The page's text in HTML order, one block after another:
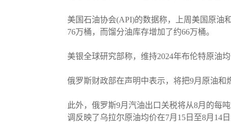
美国石油协会(API)的数据称，上周美国原油
76万桶，而馏分油库存增加了约66万桶。
美银全球研究部称，维持2024年布伦特原油
俄罗斯财政部在声明中表示，将把9月原油和
此外，俄罗斯9月汽油出口关税将从8月的每
调反映了乌拉尔原油均价在7月15日至8月14日